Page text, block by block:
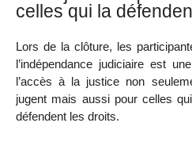
celles qui la
Lors de la clôture, les
l’indépendance judiciaire est
l’accès à la justice non
jugent mais aussi pour celles
défendent les droits.